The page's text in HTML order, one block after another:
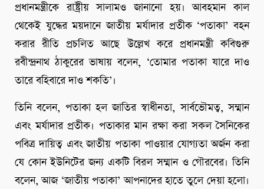
প্রধানমন্ত্রীকে রাষ্ট্রীয় সালামও জানানো হয়। আবহমান কাল
থেকেই যুদ্ধের ময়দানে জাতীয় মর্যাদার প্রতীক ‘পতাকা’ বহন
করার রীতি প্রচলিত আছে উল্লেখ করে প্রধানমন্ত্রী কবিগুরু
রবীন্দ্রনাথ ঠাকুরের ভাষায় বলেন, ‘তোমার পতাকা যারে দাও
তারে বহিবারে দাও শকতি’।
তিনি বলেন, পতাকা হল জাতির স্বাধীনতা, সার্বভৌমত্ব, সম্মান
এবং মর্যাদার প্রতীক। পতাকার মান রক্ষা করা সকল সৈনিকের
পবিত্র দায়িত্ব এবং জাতীয় পতাকা পাওয়ার যোগ্যতা অর্জন করা
যে কোন ইউনিটের জন্য একটি বিরল সম্মান ও গৌরবের। তিনি
বলেন, আজ ‘জাতীয় পতাকা’ আপনাদের হাতে তুলে দেয়া হলো।